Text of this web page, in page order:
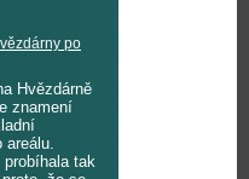
po
Hvězdárně
znamení
areálu.
tak